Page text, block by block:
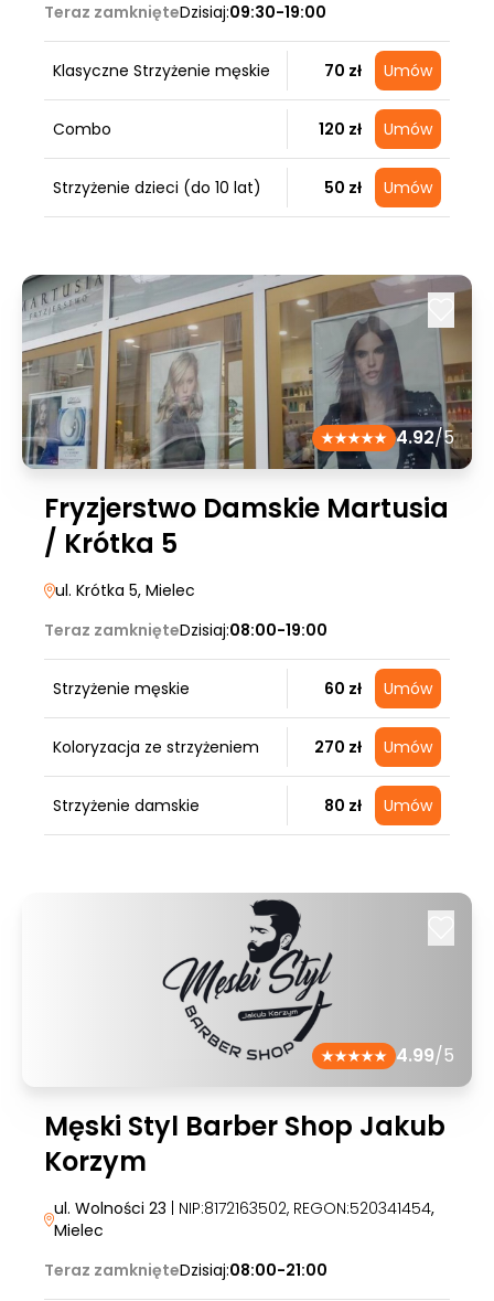
Teraz zamknięteDzisiaj:09:30-19:00
Klasyczne Strzyżenie męskie 70 zł Umów
Combo 120 zł Umów
Strzyżenie dzieci (do 10 lat) 50 zł Umów
4.92/5
Fryzjerstwo Damskie Martusia
/ Krótka 5
ul. Krótka 5, Mielec
Teraz zamknięteDzisiaj:08:00-19:00
Strzyżenie męskie 60 zł Umów
Koloryzacja ze strzyżeniem 270 zł Umów
Strzyżenie damskie 80 zł Umów
4.99/5
Męski Styl Barber Shop Jakub
Korzym
ul. Wolności 23 | NIP:8172163502, REGON:520341454,
Mielec
Teraz zamknięteDzisiaj:08:00-21:00